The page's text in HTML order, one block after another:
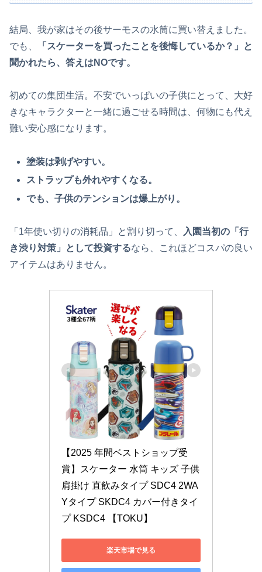
結局、我が家はその後サーモスの水筒に買い替えました。
でも、
「スケーターを買ったことを後悔しているか？」と
聞かれたら、答えはNOです。
初めての集団生活。不安でいっぱいの子供にとって、大好
きなキャラクターと一緒に過ごせる時間は、何物にも代え
難い安心感になります。
塗装は剥げやすい。
ストラップも外れやすくなる。
でも、子供のテンションは爆上がり。
「1年使い切りの消耗品」と割り切って、
入園当初の「行
き渋り対策」として投資するなら、これほどコスパの良い
アイテムはありません。
【2025 年間ベストショップ受
賞】スケーター 水筒 キッズ 子供
肩掛け 直飲みタイプ SDC4 2WA
Yタイプ SKDC4 カバー付きタイ
プ KSDC4 【TOKU】
楽天市場で見る